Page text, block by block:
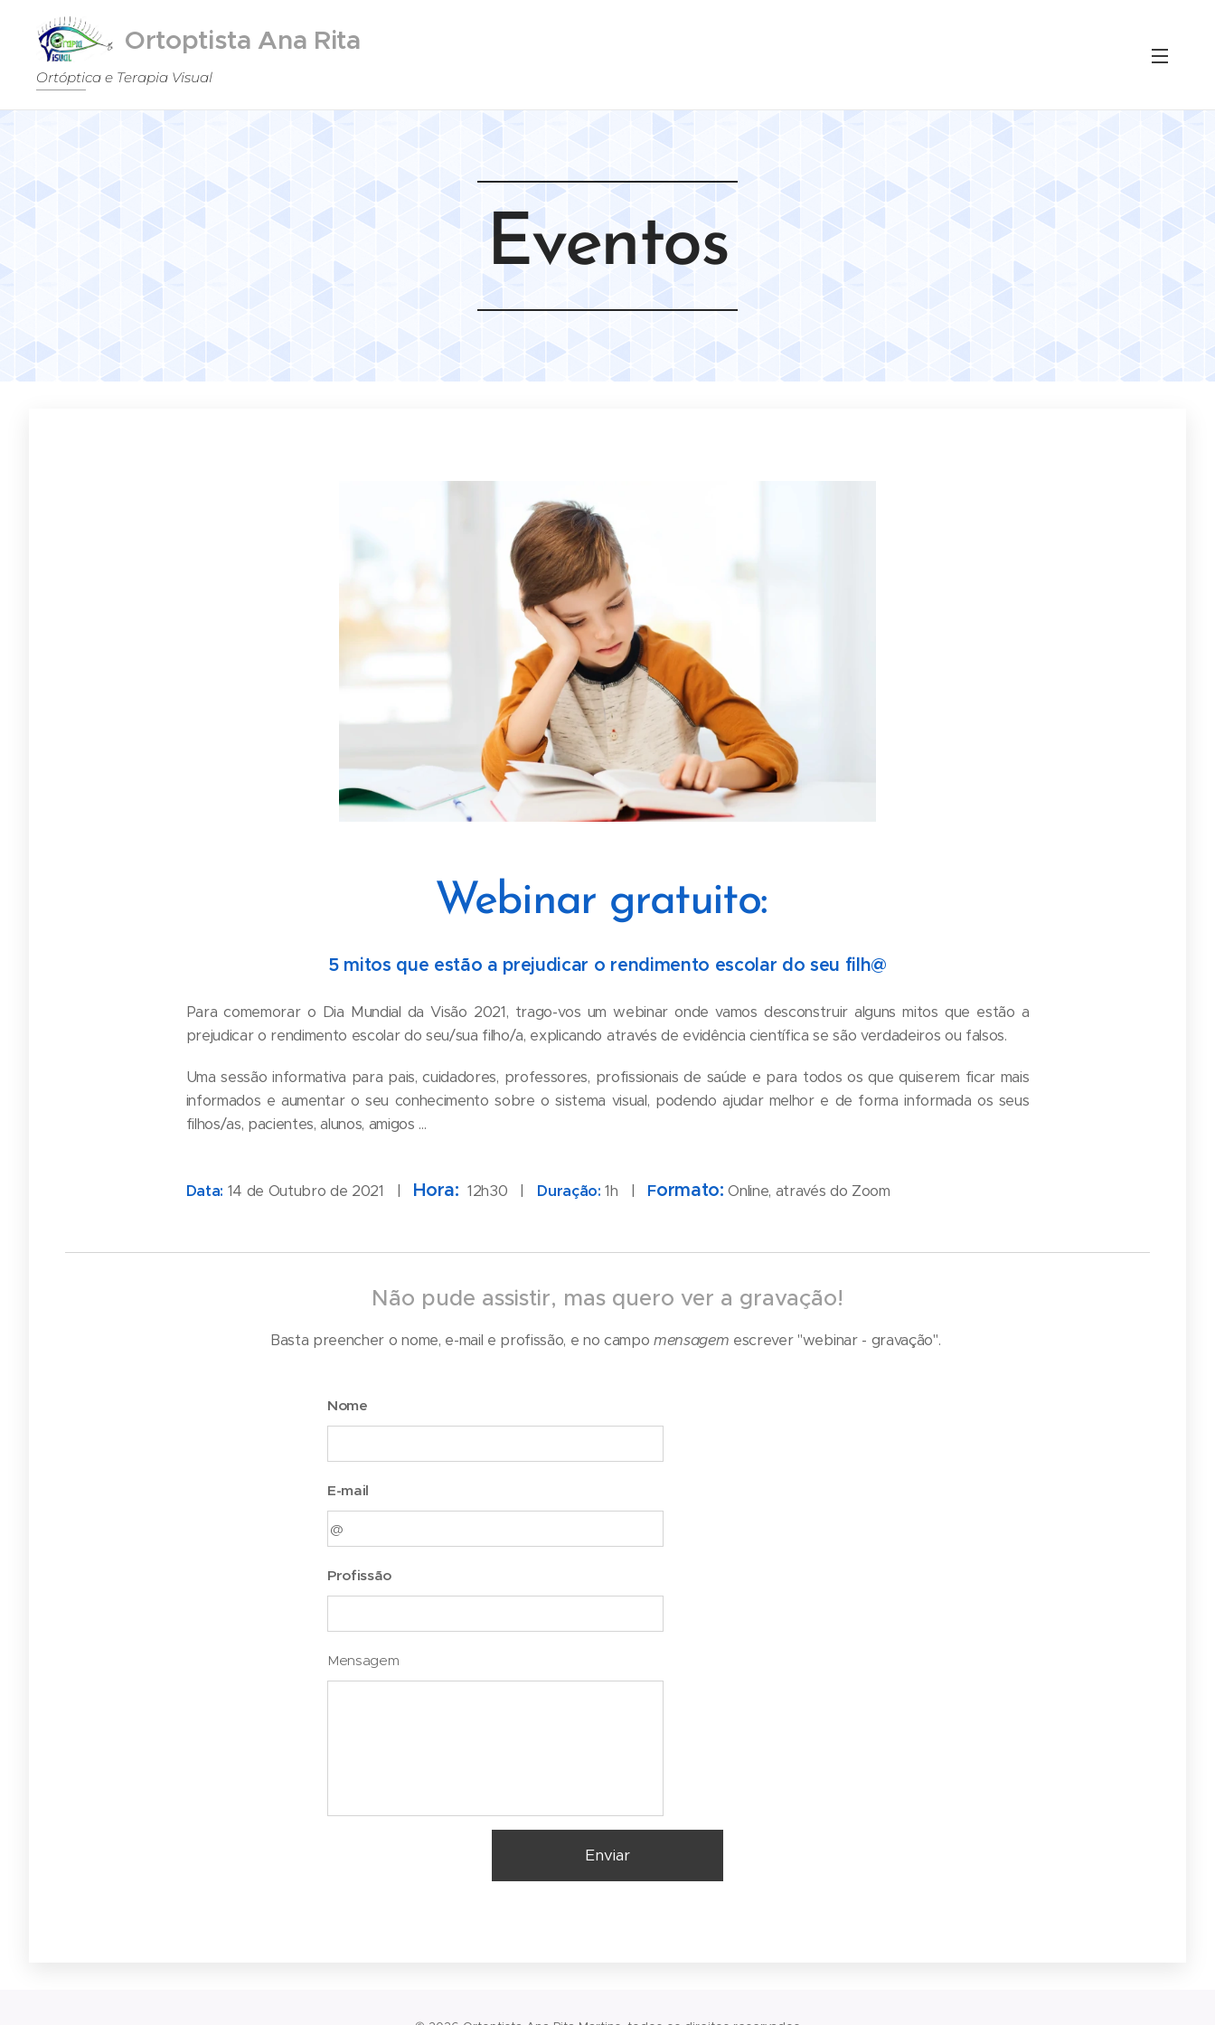
Ortoptista Ana Rita
Martins
Ortóptica e Terapia Visual
Eventos
Webinar gratuito:
5 mitos que estão a prejudicar o rendimento escolar do seu filh@
Para comemorar o Dia Mundial da Visão 2021, trago-vos um webinar onde vamos desconstruir alguns mitos que estão a
prejudicar o rendimento escolar do seu/sua filho/a, explicando através de evidência científica se são verdadeiros ou falsos.
Uma sessão informativa para pais, cuidadores, professores, profissionais de saúde e para todos os que quiserem ficar mais
informados e aumentar o seu conhecimento sobre o sistema visual, podendo ajudar melhor e de forma informada os seus
filhos/as, pacientes, alunos, amigos ...
Data: 14 de Outubro de 2021 | Hora: 12h30 | Duração: 1h | Formato: Online, através do Zoom
Não pude assistir, mas quero ver a gravação!
Basta preencher o nome, e-mail e profissão, e no campomensagem escrever "webinar - gravação".
Nome
E-mail
Profissão
Mensagem
Enviar